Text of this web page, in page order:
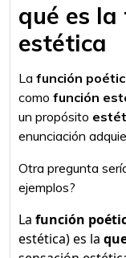
qué es
estética
La función
como función
un propósito
enunciación
Otra pregunta
ejemplos?
La función
estética) es la